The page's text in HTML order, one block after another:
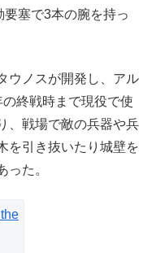
塞で3本の腕を持っ
ウノスが開発し、アル
の終戦時まで現役で使
、戦場で敵の兵器や兵
を引き抜いたり城壁を
った。